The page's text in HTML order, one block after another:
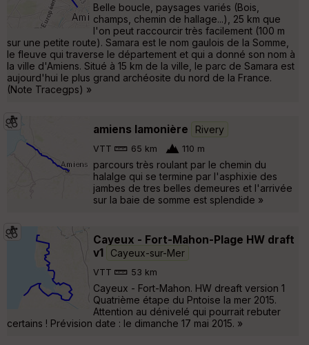
Belle boucle, paysages variés (Bois,
champs, chemin de hallage...), 25 km que
l'on peut raccourcir très facilement (100 m
sur une petite route). Samara est le nom gaulois de la Somme,
le fleuve qui traverse le département et qui a donné son nom à
la ville d'Amiens. Situé à 15 km de la ville, le parc de Samara est
aujourd'hui le plus grand archéosite du nord de la France.
(Note Tracegps) »
amiens lamonière Rivery
VTT 65 km 110 m
parcours très roulant par le chemin du
halalge qui se termine par l'asphixie des
jambes de tres belles demeures et l'arrivée
sur la baie de somme est splendide »
Cayeux - Fort-Mahon-Plage HW draft
v1
Cayeux-sur-Mer
VTT 53 km
Cayeux - Fort-Mahon. HW dreaft version 1
Quatrième étape du Pntoise la mer 2015.
Attention au dénivelé qui pourrait rebuter
certains ! Prévision date : le dimanche 17 mai 2015. »